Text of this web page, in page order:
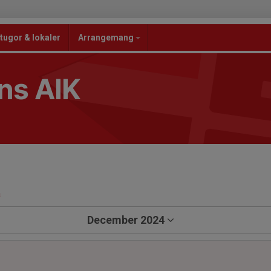
& lokaler Arrangemang
AIK
December 2024